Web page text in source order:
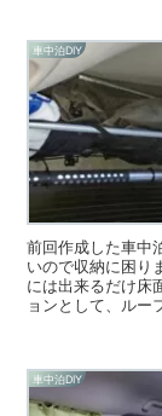
車中泊DIY
前回作成した車中
いので収納に困り
には出来るだけ床
ョンとして、ルー
車中泊DIY